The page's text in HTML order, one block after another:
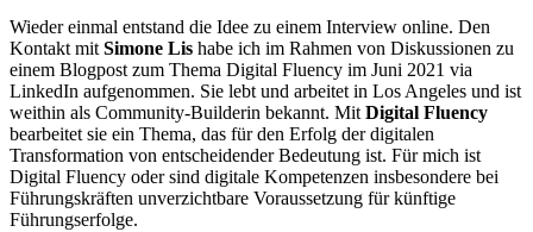
Wieder einmal entstand die Idee zu einem Interview online. Den
Kontakt mit Simone Lis habe ich im Rahmen von Diskussionen zu
einem Blogpost zum Thema Digital Fluency im Juni 2021 via
LinkedIn aufgenommen. Sie lebt und arbeitet in Los Angeles und ist
weithin als Community-Builderin bekannt. Mit Digital Fluency
bearbeitet sie ein Thema, das für den Erfolg der digitalen
Transformation von entscheidender Bedeutung ist. Für mich ist
Digital Fluency oder sind digitale Kompetenzen insbesondere bei
Führungskräften unverzichtbare Voraussetzung für künftige
Führungserfolge.